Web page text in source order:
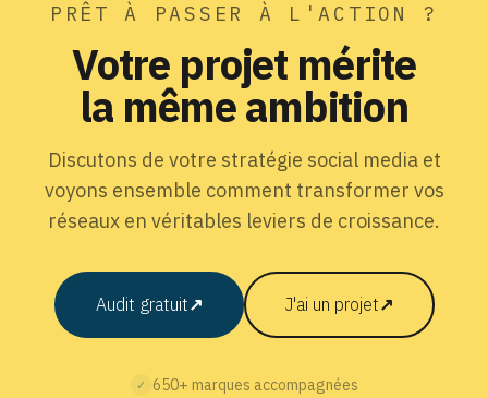
PRÊT À PASSER À L'ACTION ?
Votre projet mérite
la même ambition
Discutons de votre stratégie social media et
voyons ensemble comment transformer vos
réseaux en véritables leviers de croissance.
Audit gratuit↗ J'ai un projet↗
✓ 650+ marques accompagnées